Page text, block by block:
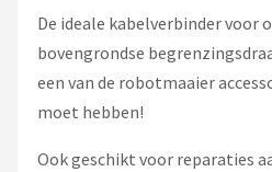
De ideale kabelverbinder voor
bovengrondse
een van de robotmaaier
moet hebben!
Ook geschikt voor reparaties